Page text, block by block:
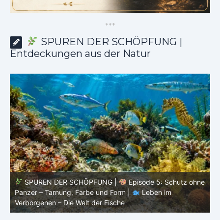
***
SPUREN DER SCHÖPFUNG |
Entdeckungen aus der Natur
SPUREN DER SCHÖPFUNG |
Episode 5: Schutz ohne
Panzer – Tarnung, Farbe und Form |
Leben im
Verborgenen – Die Welt der Fische